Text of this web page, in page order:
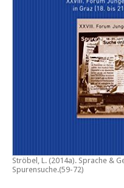
Ströbel, L. (2014a). Sprache &
Spurensuche.(59-72)